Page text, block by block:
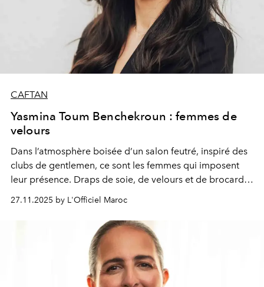
CAFTAN
Yasmina Toum Benchekroun : femmes de
velours
Dans l’atmosphère boisée d’un salon feutré, inspiré des
clubs de gentlemen, ce sont les femmes qui imposent
leur présence. Draps de soie, de velours et de brocards
somptueux, elles réinventent le boudoir en un espace de
pouvoir et de confidences. Chaque caftan, travaillé de
broderies précieuses et de détails, raconte une histoire
de force et de sensualité. Ici, le mystère se mêle à la
souveraineté, et la féminité s’impose comme une
élégance indomptable.
27.11.2025 by L'Officiel Maroc